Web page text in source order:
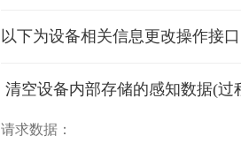
以下为设备相关信息更改操作接口
清空设备内部存储的感知数据(过
请求数据：